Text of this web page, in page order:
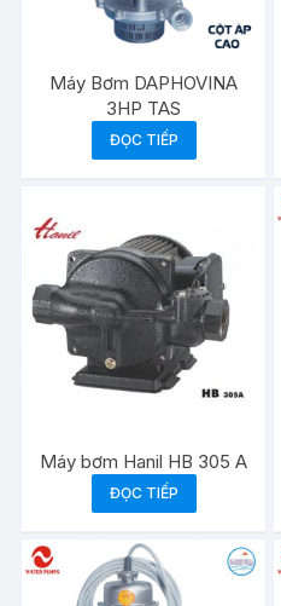
Máy Bơm DAPHOVINA
3HP TAS
ĐỌC TIẾP
Máy bơm Hanil HB 305 A
ĐỌC TIẾP